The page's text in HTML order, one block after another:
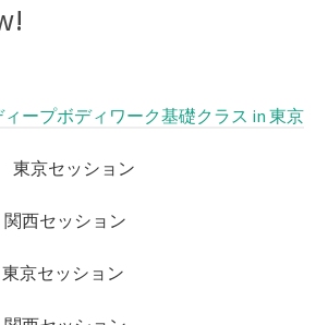
京セッション
西セッション
セッション
セッション